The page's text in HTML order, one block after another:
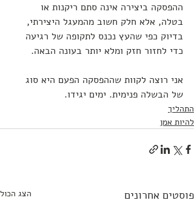
ההפסקה ביצירה אינה סתם ריקנות או
בטלה, אלא חלק חשוב מהמעגל היצירתי,
בדיוק כפי שהעץ נכנס לתקופה של רגיעה
כדי לחזור חזק ומלא יותר בעונה הבאה.
אני רוצה לקוות שההפסקה הפעם היא סוג
של הבשלה פנימית. ימים יגידו.
התהליך
להיות אמן
פוסטים אחרונים הצג הכול